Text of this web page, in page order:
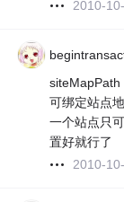
2010-
siteMapPath
可绑定站点
一个站点只
置好就行了
2010-